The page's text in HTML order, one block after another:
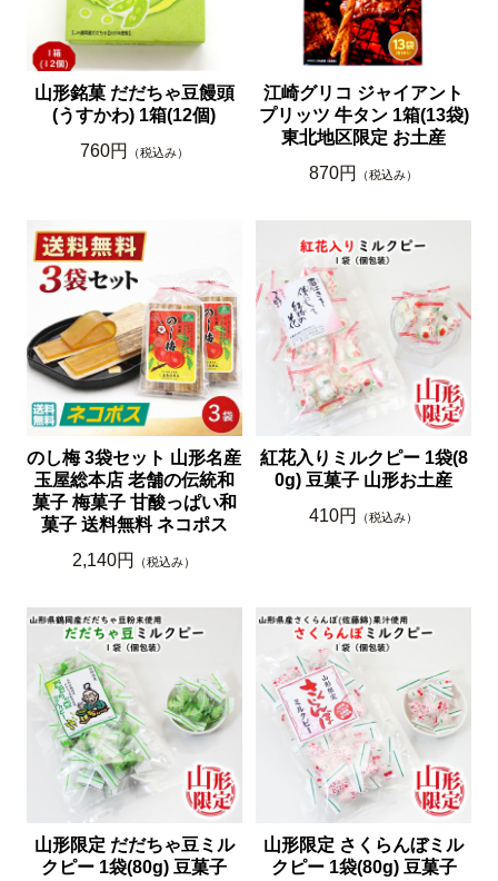
山形銘菓 だだちゃ豆饅頭
(うすかわ) 1箱(12個)
760円
（税込み）
江崎グリコ ジャイアント
プリッツ 牛タン 1箱(13袋)
東北地区限定 お土産
870円
（税込み）
のし梅 3袋セット 山形名産
玉屋総本店 老舗の伝統和
菓子 梅菓子 甘酸っぱい和
菓子 送料無料 ネコポス
2,140円
（税込み）
紅花入りミルクピー 1袋(8
0g) 豆菓子 山形お土産
410円
（税込み）
山形限定 だだちゃ豆ミル
クピー 1袋(80g) 豆菓子
山形限定 さくらんぼミル
クピー 1袋(80g) 豆菓子